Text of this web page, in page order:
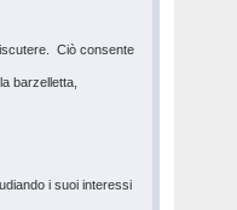
Ciò consente
barzelletta,
i suoi interessi